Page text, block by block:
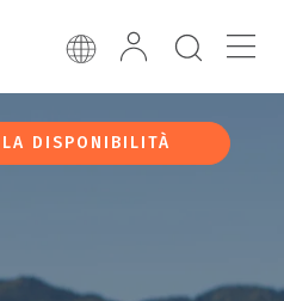
DISPONIBILITÀ